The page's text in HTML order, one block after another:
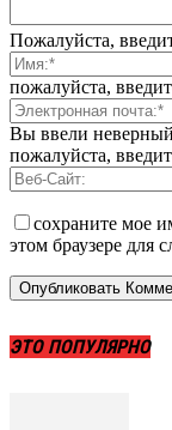
Пожалуйста,
пожалуйста,
Вы ввели
пожалуйста,
сохраните мое
этом браузере для
ЭТО ПОПУЛЯРНО